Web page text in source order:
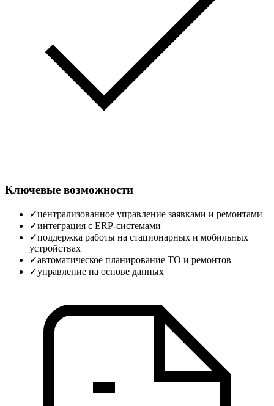
Ключевые возможности
✓централизованное управление заявками и ремонтами
✓интеграция с ERP‑системами
✓поддержка работы на стационарных и мобильных
устройствах
✓автоматическое планирование ТО и ремонтов
✓управление на основе данных